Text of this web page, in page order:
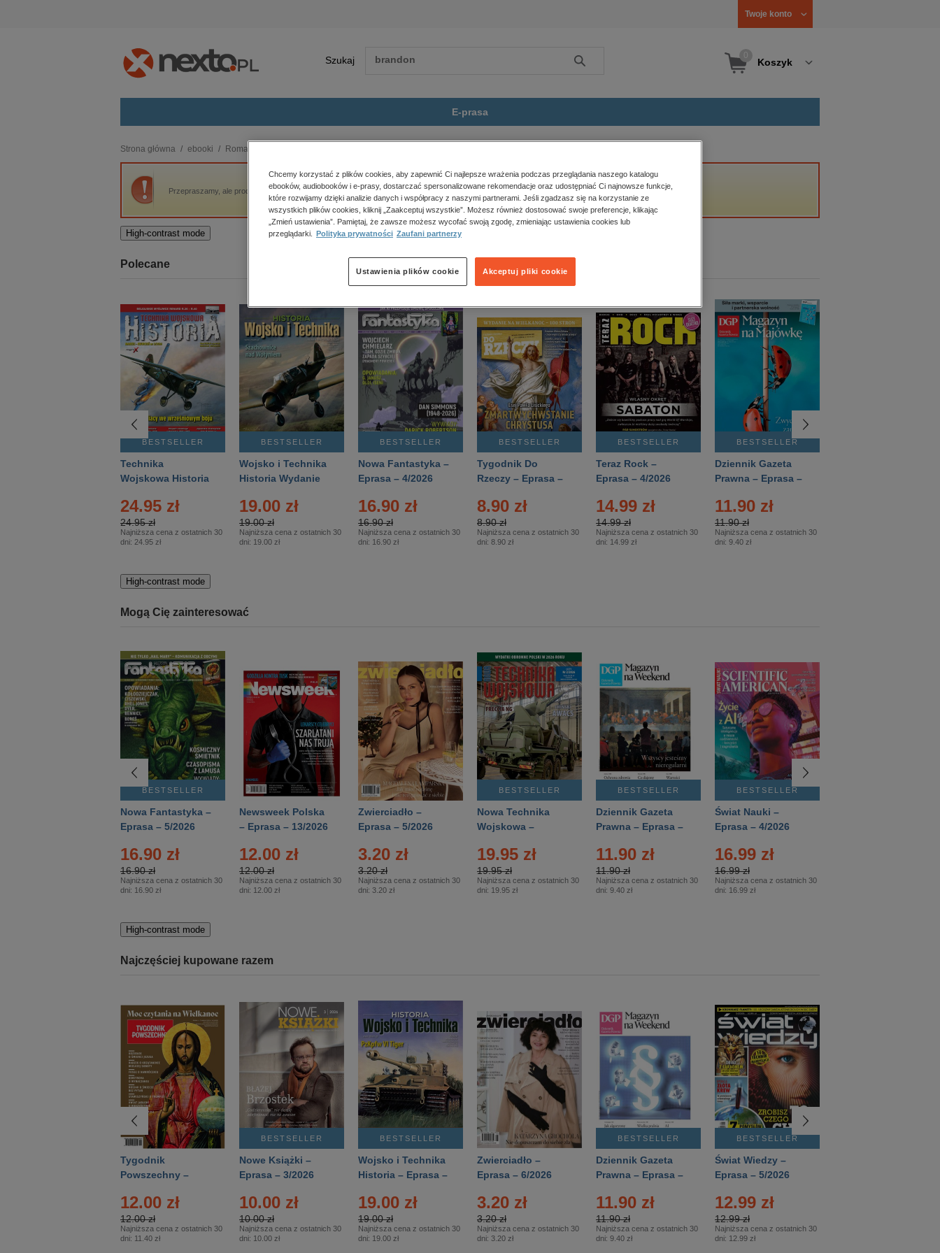
Twoje konto
Szukaj Szukaj Koszyk
E-prasa
budownictwo, aranżacja wnętrz
biznesowe, branżowe, gospodarka
darmowe wydania
edukacja
kobiece, lifestyle, kultura
polityka, społeczno-informacyjne
psychologiczne
inne
popularno-naukowe
historia
zdrowie
religie
Strona główna ebooki Romans i erotyka
Przepraszamy, ale produkt „Melodia serc” nie jest dostępny.
High-contrast mode
Polecane
BESTSELLER
Technika
Wojskowa Historia
24.95 zł
24.95 zł
Najniższa cena z ostatnich 30
dni: 24.95 zł
BESTSELLER
Wojsko i Technika
Historia Wydanie
– 2/2026
19.00 zł
19.00 zł
Najniższa cena z ostatnich 30
dni: 19.00 zł
BESTSELLER
Nowa Fantastyka –
Eprasa – 4/2026
16.90 zł
16.90 zł
Najniższa cena z ostatnich 30
dni: 16.90 zł
BESTSELLER
Tygodnik Do
Rzeczy – Eprasa –
8.90 zł
8.90 zł
Najniższa cena z ostatnich 30
dni: 8.90 zł
BESTSELLER
Teraz Rock –
Eprasa – 4/2026
14.99 zł
14.99 zł
Najniższa cena z ostatnich 30
dni: 14.99 zł
BESTSELLER
Dziennik Gazeta
Prawna – Eprasa –
11.90 zł
11.90 zł
Najniższa cena z ostatnich 30
dni: 9.40 zł
High-contrast mode
Mogą Cię zainteresować
BESTSELLER
Nowa Fantastyka –
Eprasa – 5/2026
16.90 zł
16.90 zł
Najniższa cena z ostatnich 30
dni: 16.90 zł
Newsweek Polska
– Eprasa – 13/2026
12.00 zł
12.00 zł
Najniższa cena z ostatnich 30
dni: 12.00 zł
Zwierciadło –
Eprasa – 5/2026
3.20 zł
3.20 zł
Najniższa cena z ostatnich 30
dni: 3.20 zł
BESTSELLER
Nowa Technika
Wojskowa –
19.95 zł
19.95 zł
Najniższa cena z ostatnich 30
dni: 19.95 zł
BESTSELLER
Dziennik Gazeta
Prawna – Eprasa –
11.90 zł
11.90 zł
Najniższa cena z ostatnich 30
dni: 9.40 zł
BESTSELLER
Świat Nauki –
Eprasa – 4/2026
16.99 zł
16.99 zł
Najniższa cena z ostatnich 30
dni: 16.99 zł
High-contrast mode
Najczęściej kupowane razem
Tygodnik
Powszechny –
12.00 zł
12.00 zł
Najniższa cena z ostatnich 30
dni: 11.40 zł
BESTSELLER
Nowe Książki –
Eprasa – 3/2026
10.00 zł
10.00 zł
Najniższa cena z ostatnich 30
dni: 10.00 zł
BESTSELLER
Wojsko i Technika
Historia – Eprasa –
19.00 zł
19.00 zł
Najniższa cena z ostatnich 30
dni: 19.00 zł
Zwierciadło –
Eprasa – 6/2026
3.20 zł
3.20 zł
Najniższa cena z ostatnich 30
dni: 3.20 zł
BESTSELLER
Dziennik Gazeta
Prawna – Eprasa –
11.90 zł
11.90 zł
Najniższa cena z ostatnich 30
dni: 9.40 zł
BESTSELLER
Świat Wiedzy –
Eprasa – 5/2026
12.99 zł
12.99 zł
Najniższa cena z ostatnich 30
dni: 12.99 zł
Chcemy korzystać z plików cookies, aby zapewnić Ci najlepsze wrażenia podczas przeglądania naszego katalogu
ebooków, audiobooków i e-prasy, dostarczać spersonalizowane rekomendacje oraz udostępniać Ci najnowsze funkcje,
które rozwijamy dzięki analizie danych i współpracy z naszymi partnerami. Jeśli zgadzasz się na korzystanie ze
wszystkich plików cookies, kliknij „Zaakceptuj wszystkie”. Możesz również dostosować swoje preferencje, klikając
„Zmień ustawienia”. Pamiętaj, że zawsze możesz wycofać swoją zgodę, zmieniając ustawienia cookies lub
przeglądarki.
Polityka prywatności Zaufani partnerzy
Akceptuj pliki cookie
Ustawienia plików cookie